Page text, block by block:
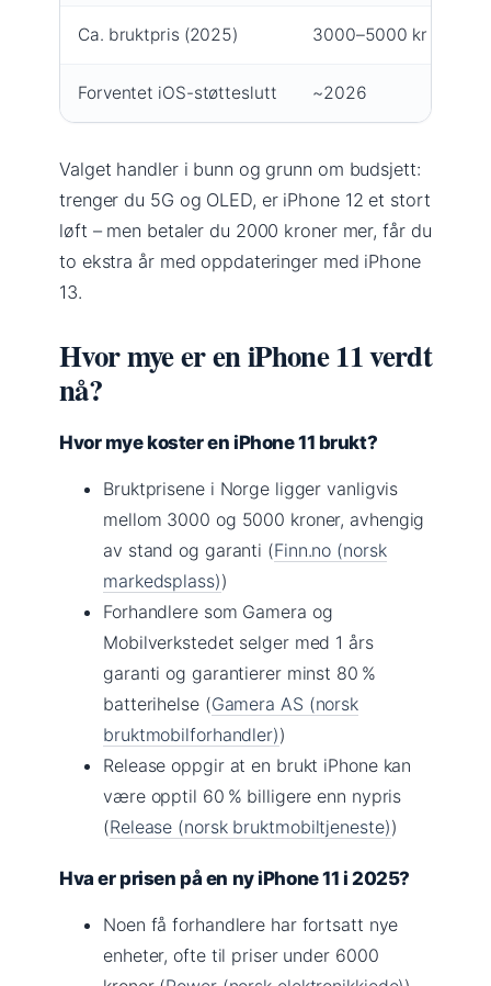
Ca. bruktpris (2025) 3000–5000 kr
Forventet iOS-støtteslutt ~2026
Valget handler i bunn og grunn om budsjett:
trenger du 5G og OLED, er iPhone 12 et stort
løft – men betaler du 2000 kroner mer, får du
to ekstra år med oppdateringer med iPhone
13.
Hvor mye er en iPhone 11 verdt
nå?
Hvor mye koster en iPhone 11 brukt?
Bruktprisene i Norge ligger vanligvis
mellom 3000 og 5000 kroner, avhengig
av stand og garanti (Finn.no (norsk
markedsplass))
Forhandlere som Gamera og
Mobilverkstedet selger med 1 års
garanti og garantierer minst 80 %
batterihelse (Gamera AS (norsk
bruktmobilforhandler))
Release oppgir at en brukt iPhone kan
være opptil 60 % billigere enn nypris
(Release (norsk bruktmobiltjeneste))
Hva er prisen på en ny iPhone 11 i 2025?
Noen få forhandlere har fortsatt nye
enheter, ofte til priser under 6000